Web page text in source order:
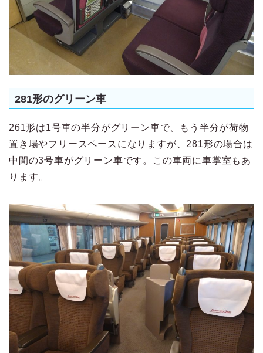
281形のグリーン車
261形は1号車の半分がグリーン車で、もう半分が荷物
置き場やフリースペースになりますが、281形の場合は
中間の3号車がグリーン車です。この車両に車掌室もあ
ります。